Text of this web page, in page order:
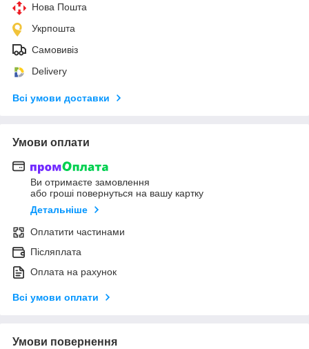
Нова Пошта
Укрпошта
Самовивіз
Delivery
Всі умови доставки
Умови оплати
Ви отримаєте замовлення
або гроші повернуться на вашу картку
Детальніше
Оплатити частинами
Післяплата
Оплата на рахунок
Всі умови оплати
Умови повернення